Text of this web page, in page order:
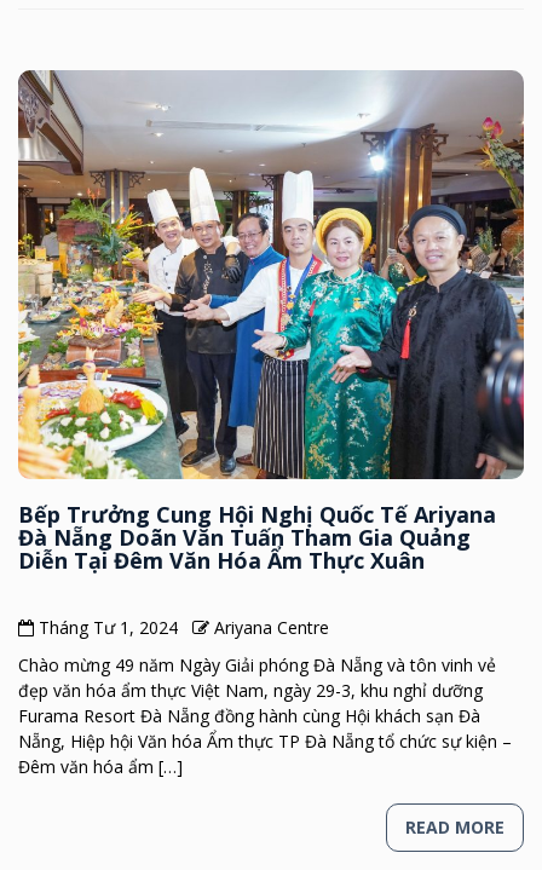
Bếp Trưởng Cung Hội Nghị Quốc Tế Ariyana
Đà Nẵng Doãn Văn Tuấn Tham Gia Quảng
Diễn Tại Đêm Văn Hóa Ẩm Thực Xuân
Tháng Tư 1, 2024
Ariyana Centre
Chào mừng 49 năm Ngày Giải phóng Đà Nẵng và tôn vinh vẻ
đẹp văn hóa ẩm thực Việt Nam, ngày 29-3, khu nghỉ dưỡng
Furama Resort Đà Nẵng đồng hành cùng Hội khách sạn Đà
Nẵng, Hiệp hội Văn hóa Ẩm thực TP Đà Nẵng tổ chức sự kiện –
Đêm văn hóa ẩm […]
READ MORE